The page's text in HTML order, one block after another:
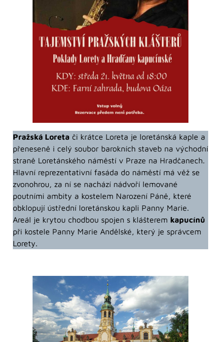
Pražská Loreta či krátce Loreta je loretánská kaple a
přeneseně i celý soubor barokních staveb na východní
straně Loretánského náměstí v Praze na Hradčanech.
Hlavní reprezentativní fasáda do náměstí má věž se
zvonohrou, za ní se nachází nádvoří lemované
poutními ambity a kostelem Narození Páně, které
obklopují ústřední loretánskou kapli Panny Marie.
Areál je krytou chodbou spojen s klášterem kapucínů
při kostele Panny Marie Andělské, který je správcem
Lorety.